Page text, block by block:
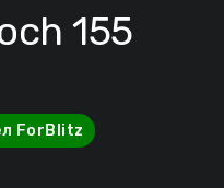
155
ForBlitz